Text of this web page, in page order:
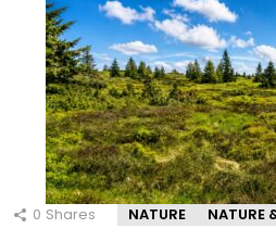
0 Shares NATURE NATURE